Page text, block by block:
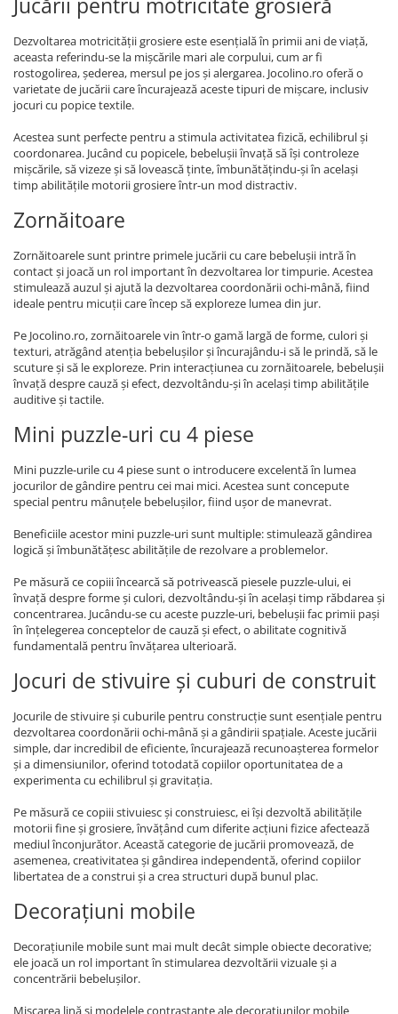
Dezvoltarea motricității grosiere este esențială în primii ani de viață,
aceasta referindu-se la mișcările mari ale corpului, cum ar fi
rostogolirea, șederea, mersul pe jos și alergarea. Jocolino.ro oferă o
varietate de jucării care încurajează aceste tipuri de mișcare, inclusiv
jocuri cu popice textile.
Acestea sunt perfecte pentru a stimula activitatea fizică, echilibrul și
coordonarea. Jucând cu popicele, bebelușii învață să își controleze
mișcările, să vizeze și să lovească ținte, îmbunătățindu-și în același
timp abilitățile motorii grosiere într-un mod distractiv.
Zornăitoare
Zornăitoarele sunt printre primele jucării cu care bebelușii intră în
contact și joacă un rol important în dezvoltarea lor timpurie. Acestea
stimulează auzul și ajută la dezvoltarea coordonării ochi-mână, fiind
ideale pentru micuții care încep să exploreze lumea din jur.
Pe Jocolino.ro, zornăitoarele vin într-o gamă largă de forme, culori și
texturi, atrăgând atenția bebelușilor și încurajându-i să le prindă, să le
scuture și să le exploreze. Prin interacțiunea cu zornăitoarele, bebelușii
învață despre cauză și efect, dezvoltându-și în același timp abilitățile
auditive și tactile.
Mini puzzle-uri cu 4 piese
Mini puzzle-urile cu 4 piese sunt o introducere excelentă în lumea
jocurilor de gândire pentru cei mai mici. Acestea sunt concepute
special pentru mânuțele bebelușilor, fiind ușor de manevrat.
Beneficiile acestor mini puzzle-uri sunt multiple: stimulează gândirea
logică și îmbunătățesc abilitățile de rezolvare a problemelor.
Pe măsură ce copiii încearcă să potrivească piesele puzzle-ului, ei
învață despre forme și culori, dezvoltându-și în același timp răbdarea și
concentrarea. Jucându-se cu aceste puzzle-uri, bebelușii fac primii pași
în înțelegerea conceptelor de cauză și efect, o abilitate cognitivă
fundamentală pentru învățarea ulterioară.
Jocuri de stivuire și cuburi de construit
Jocurile de stivuire și cuburile pentru construcție sunt esențiale pentru
dezvoltarea coordonării ochi-mână și a gândirii spațiale. Aceste jucării
simple, dar incredibil de eficiente, încurajează recunoașterea formelor
și a dimensiunilor, oferind totodată copiilor oportunitatea de a
experimenta cu echilibrul și gravitația.
Pe măsură ce copiii stivuiesc și construiesc, ei își dezvoltă abilitățile
motorii fine și grosiere, învățând cum diferite acțiuni fizice afectează
mediul înconjurător. Această categorie de jucării promovează, de
asemenea, creativitatea și gândirea independentă, oferind copiilor
libertatea de a construi și a crea structuri după bunul plac.
Decorațiuni mobile
Decorațiunile mobile sunt mai mult decât simple obiecte decorative;
ele joacă un rol important în stimularea dezvoltării vizuale și a
concentrării bebelușilor.
Mișcarea lină și modelele contrastante ale decorațiunilor mobile